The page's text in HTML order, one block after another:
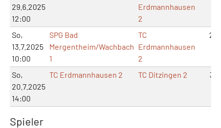
29.6.2025
12:00
Erdmannhausen
2
So,
13.7.2025
10:00
SPG Bad
Mergentheim/Wachbach
1
TC
Erdmannhausen
2
2:4
So,
20.7.2025
14:00
TC Erdmannhausen 2 TC Ditzingen 2 3:3
Spieler